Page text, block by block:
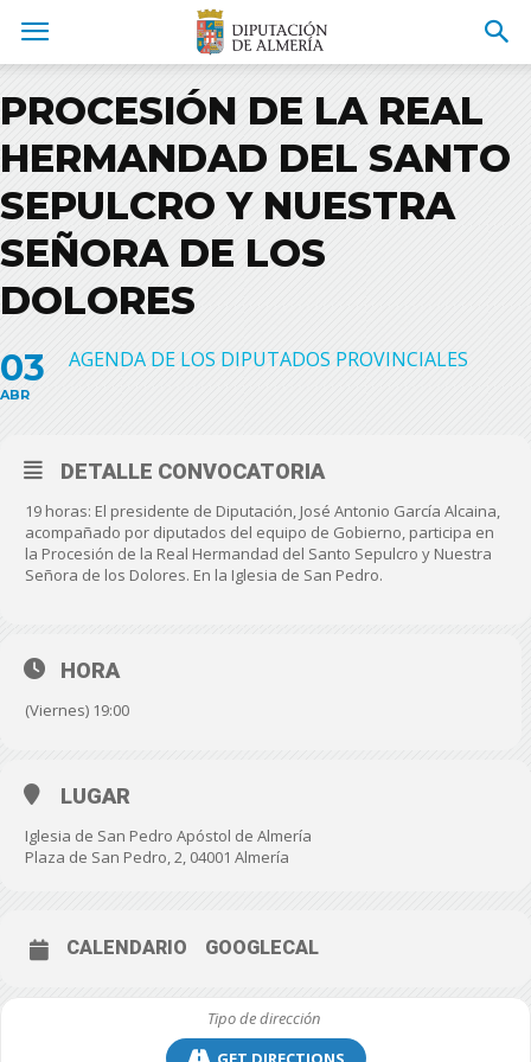
PROCESIÓN DE LA REAL
HERMANDAD DEL SANTO
SEPULCRO Y NUESTRA
SEÑORA DE LOS
DOLORES
03
ABR
AGENDA DE LOS DIPUTADOS PROVINCIALES
DETALLE CONVOCATORIA
19 horas: El presidente de Diputación, José Antonio García Alcaina,
acompañado por diputados del equipo de Gobierno, participa en
la Procesión de la Real Hermandad del Santo Sepulcro y Nuestra
Señora de los Dolores. En la Iglesia de San Pedro.
HORA
(Viernes) 19:00
LUGAR
Iglesia de San Pedro Apóstol de Almería
Plaza de San Pedro, 2, 04001 Almería
CALENDARIO GOOGLECAL